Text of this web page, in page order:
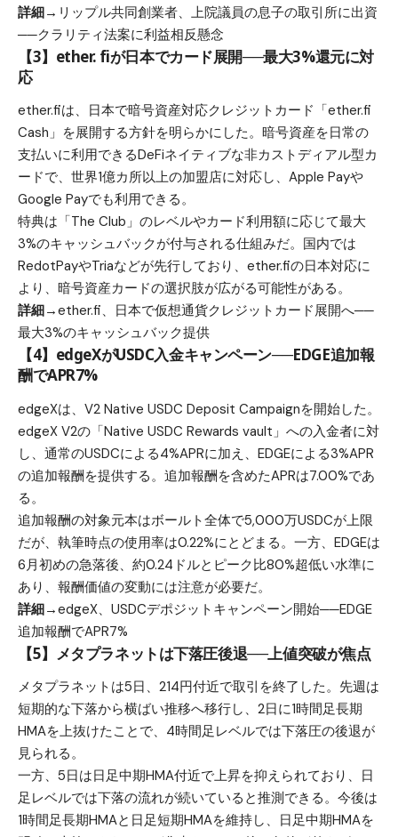
詳細→ リップル共同創業者、上院議員の息子の取引所に出資
──クラリティ法案に利益相反懸念
【3】ether. fiが日本でカード展開──最大3%還元に対
応
ether.fiは、日本で暗号資産対応クレジットカード「ether.fi
Cash」を展開する方針を明らかにした。暗号資産を日常の
支払いに利用できるDeFiネイティブな非カストディアル型カ
ードで、世界1億カ所以上の加盟店に対応し、Apple Payや
Google Payでも利用できる。
特典は「The Club」のレベルやカード利用額に応じて最大
3%のキャッシュバックが付与される仕組みだ。国内では
RedotPayやTriaなどが先行しており、ether.fiの日本対応に
より、暗号資産カードの選択肢が広がる可能性がある。
詳細→ether.fi、日本で仮想通貨クレジットカード展開へ──
最大3%のキャッシュバック提供
【4】edgeXがUSDC入金キャンペーン──EDGE追加報
酬でAPR7%
edgeXは、V2 Native USDC Deposit Campaignを開始した。
edgeX V2の「Native USDC Rewards vault」への入金者に対
し、通常のUSDCによる4%APRに加え、EDGEによる3%APR
の追加報酬を提供する。追加報酬を含めたAPRは7.00%であ
る。
追加報酬の対象元本はボールト全体で5,000万USDCが上限
だが、執筆時点の使用率は0.22%にとどまる。一方、EDGEは
6月初めの急落後、約0.24ドルとピーク比80%超低い水準に
あり、報酬価値の変動には注意が必要だ。
詳細→edgeX、USDCデポジットキャンペーン開始──EDGE
追加報酬でAPR7%
【5】メタプラネットは下落圧後退──上値突破が焦点
メタプラネットは5日、214円付近で取引を終了した。先週は
短期的な下落から横ばい推移へ移行し、2日に1時間足長期
HMAを上抜けたことで、4時間足レベルでは下落圧の後退が
見られる。
一方、5日は日足中期HMA付近で上昇を抑えられており、日
足レベルでは下落の流れが続いていると推測できる。今後は
1時間足長期HMAと日足短期HMAを維持し、日足中期HMAを